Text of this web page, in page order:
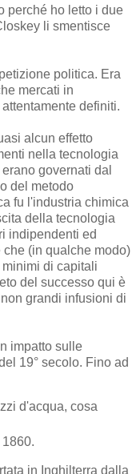
perché ho letto i due
li smentisce
politica. Era
mercati in
definiti.
alcun effetto
nella tecnologia
governati dal
del metodo
fu l'industria chimica
della tecnologia
indipendenti ed
(in qualche modo)
di capitali
del successo qui è
grandi infusioni di
impatto sulle
19° secolo. Fino ad
d'acqua, cosa
in Inghilterra dalla